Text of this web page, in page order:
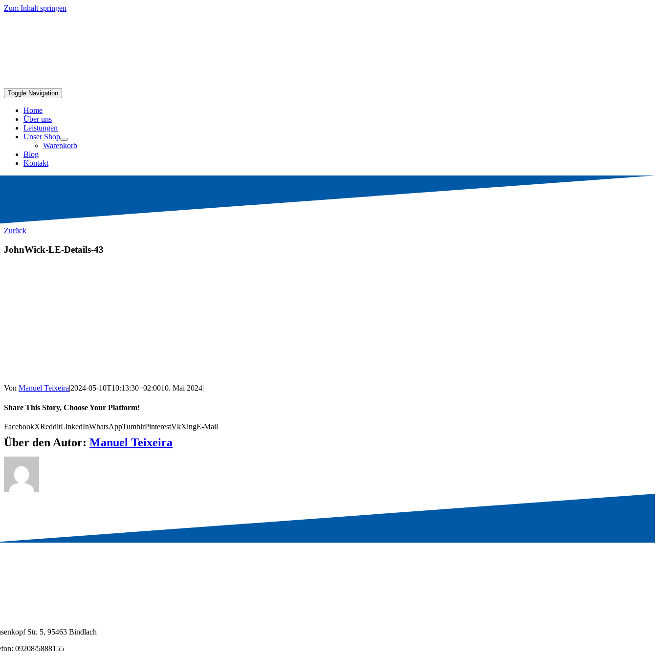
Zum Inhalt springen
Toggle Navigation
Home
Über uns
Leistungen
Unser Shop
Warenkorb
Blog
Kontakt
Zurück
JohnWick-LE-Details-43
Von Manuel Teixeira|2024-05-10T10:13:30+02:0010. Mai 2024|
Share This Story, Choose Your Platform!
FacebookXRedditLinkedInWhatsAppTumblrPinterestVkXingE-Mail
Über den Autor: Manuel Teixeira
Str. 5, 95463 Bindlach
09208/5888155